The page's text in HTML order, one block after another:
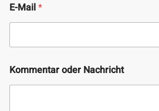
i
n
i
l
i
g
E-Mail*
Kommentar oder Nachricht